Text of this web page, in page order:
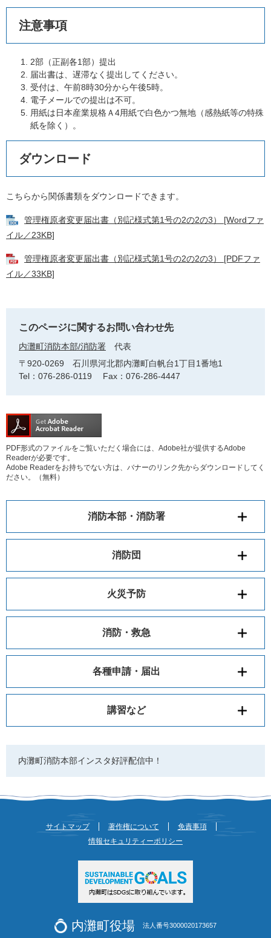
注意事項
2部（正副各1部）提出
届出書は、遅滞なく提出してください。
受付は、午前8時30分から午後5時。
電子メールでの提出は不可。
用紙は日本産業規格Ａ4用紙で白色かつ無地（感熱紙等の特殊
紙を除く）。
ダウンロード
こちらから関係書類をダウンロードできます。
管理権原者変更届出書（別記様式第1号の2の2の3） [Wordファ
イル／23KB]
管理権原者変更届出書（別記様式第1号の2の2の3） [PDFファ
イル／33KB]
このページに関するお問い合わせ先
内灘町消防本部/消防署
代表
〒920-0269
石川県河北郡内灘町白帆台1丁目1番地1
Tel：076-286-0119
Fax：076-286-4447
PDF形式のファイルをご覧いただく場合には、Adobe社が提供するAdobe
Readerが必要です。
Adobe Readerをお持ちでない方は、バナーのリンク先からダウンロードしてく
ださい。（無料）
消防本部・消防署
消防団
火災予防
消防・救急
各種申請・届出
講習など
内灘町消防本部インスタ好評配信中！
サイトマップ 著作権について
免責事項
情報セキュリティーポリシー
内灘町役場 法人番号3000020173657